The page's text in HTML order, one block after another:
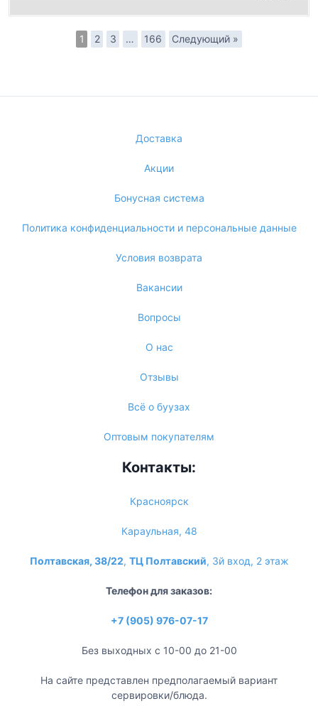
1 2 3 … 166 Следующий »
Доставка
Акции
Бонусная система
Политика конфиденциальности и персональные данные
Условия возврата
Вакансии
Вопросы
О нас
Отзывы
Всё о буузах
Оптовым покупателям
Контакты:
Красноярск
Караульная, 48
Полтавская, 38/22, ТЦ Полтавский, 3й вход, 2 этаж
Телефон для заказов:
+7 (905) 976-07-17
Без выходных с 10-00 до 21-00
На сайте представлен предполагаемый вариант
сервировки/блюда.